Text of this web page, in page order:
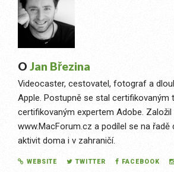
O Jan Březina
Videocaster, cestovatel, fotograf a
Apple. Postupně se stal certifikovaným
certifikovaným expertem Adobe.
www.MacForum.cz a podílel se na řadě
aktivit doma i v zahraničí.
WEBSITE TWITTER FACEBOOK